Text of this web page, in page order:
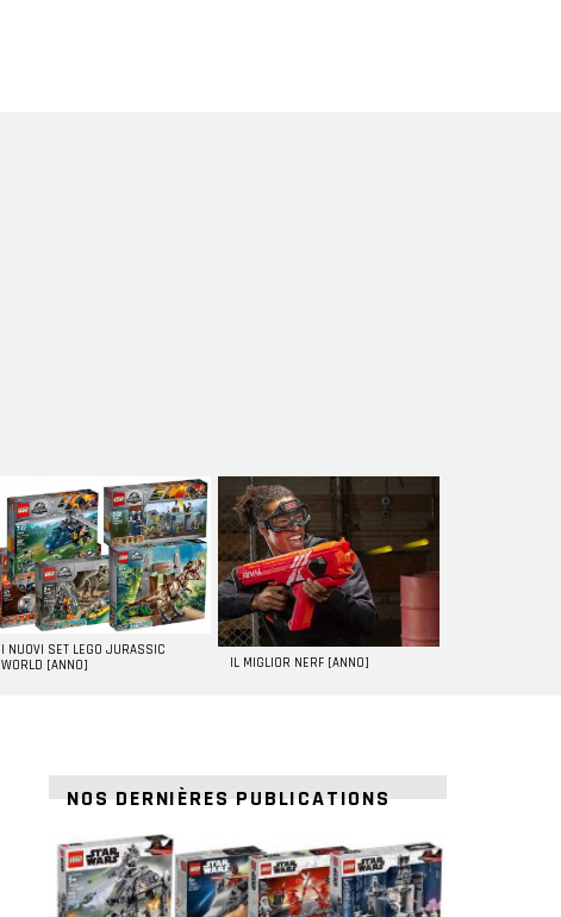
I NUOVI SET LEGO JURASSIC
WORLD [ANNO]
IL MIGLIOR NERF [ANNO]
NOS DERNIÈRES PUBLICATIONS